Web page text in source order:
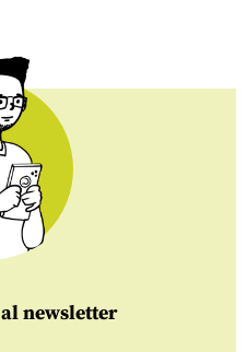
al newsletter